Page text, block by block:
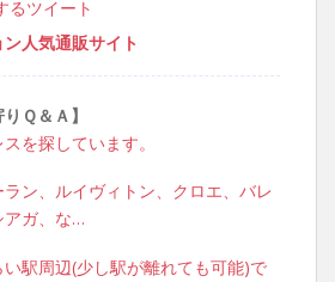
るツイート
人気通販サイト
Ｑ＆Ａ】
を探しています。
ン、ルイヴィトン、クロエ、バレ
アガ、な…
駅周辺(少し駅が離れても可能)で